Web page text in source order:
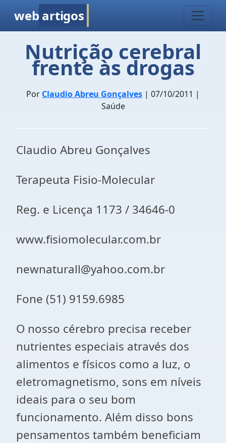
web artigos
Nutrição cerebral
frente às drogas
Por Claudio Abreu Gonçalves | 07/10/2011 |
Saúde
Claudio Abreu Gonçalves
Terapeuta Fisio-Molecular
Reg. e Licença 1173 / 34646-0
www.fisiomolecular.com.br
newnaturall@yahoo.com.br
Fone (51) 9159.6985
O nosso cérebro precisa receber
nutrientes especiais através dos
alimentos e físicos como a luz, o
eletromagnetismo, sons em níveis
ideais para o seu bom
funcionamento. Além disso bons
pensamentos também beneficiam